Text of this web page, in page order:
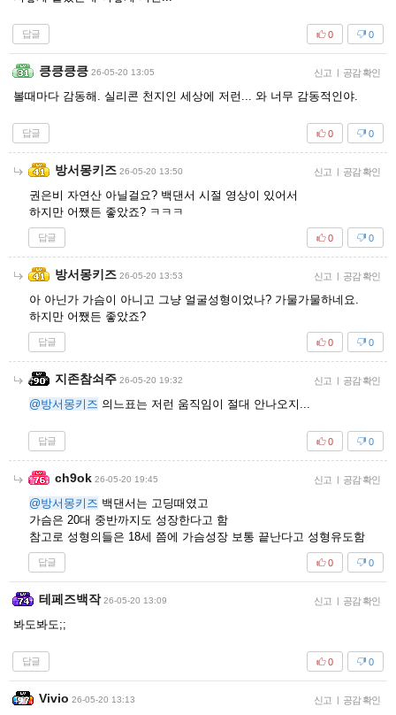
답글 0
0
킁킁킁킁 26-05-20 13:05 신고 | 공감 확인
볼때마다 감동해. 실리콘 천지인 세상에 저런... 와 너무 감동적인야.
답글 0
0
방서몽키즈 26-05-20 13:50 신고 | 공감 확인
권은비 자연산 아닐걸요? 백댄서 시절 영상이 있어서
하지만 어쨌든 좋았죠? ㅋㅋㅋ
답글 0
0
방서몽키즈 26-05-20 13:53 신고 | 공감 확인
아 아닌가 가슴이 아니고 그냥 얼굴성형이었나? 가물가물하네요.
하지만 어쨌든 좋았죠?
답글 0
0
지존참쇠주 26-05-20 19:32 신고 | 공감 확인
@방서몽키즈 의느표는 저런 움직임이 절대 안나오지...
답글 0
0
ch9ok 26-05-20 19:45 신고 | 공감 확인
@방서몽키즈 백댄서는 고딩때였고
가슴은 20대 중반까지도 성장한다고 함
참고로 성형의들은 18세 쯤에 가슴성장 보통 끝난다고 성형유도함
답글 0
0
테페즈백작 26-05-20 13:09 신고 | 공감 확인
봐도봐도;;
답글 0
0
Vivio 26-05-20 13:13 신고 | 공감 확인